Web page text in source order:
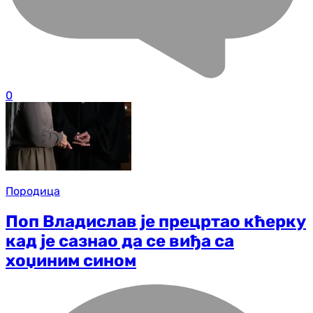
0
Породица
Поп Владислав је прецртао кћерку
кад је сазнао да се виђа са
хоџиним сином